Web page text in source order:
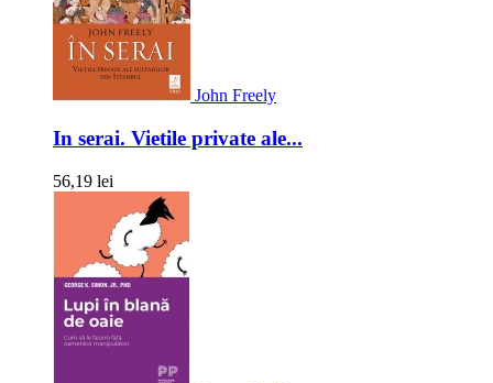
John Freely
In serai. Vietile private ale...
56,19 lei